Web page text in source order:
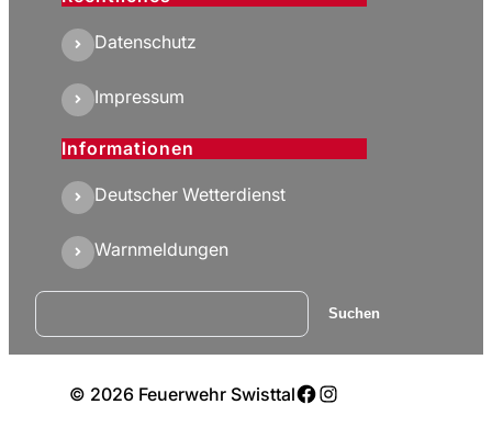
Datenschutz
Impressum
Informationen
Deutscher Wetterdienst
Warnmeldungen
Suchen Suchen
© 2026 Feuerwehr SwisttalFacebook
Instagram